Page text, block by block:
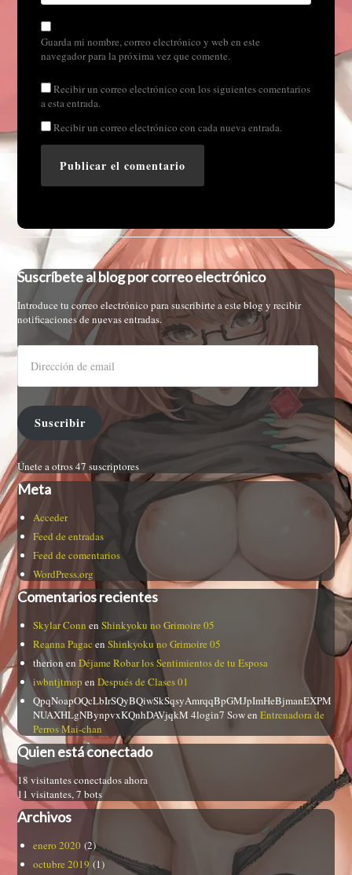
Guarda mi nombre, correo electrónico y web en este
navegador para la próxima vez que comente.
Recibir un correo electrónico con los siguientes comentarios
a esta entrada.
Recibir un correo electrónico con cada nueva entrada.
Suscríbete al blog por correo electrónico
Introduce tu correo electrónico para suscribirte a este blog y recibir
notificaciones de nuevas entradas.
Suscribir
Únete a otros 47 suscriptores
Meta
Acceder
Feed de entradas
Feed de comentarios
WordPress.org
Comentarios recientes
Skylar Conn enShinkyoku no Grimoire 05
Reanna Pagac enShinkyoku no Grimoire 05
therionenDéjame Robar los Sentimientos de tu Esposa
iwbntjtmop enDespués de Clases 01
QpqNoapOQcLbIrSQyBQiwSkSqsyAmrqqBpGMJpImHeBjmanEXPM
NUAXHLgNBynpvxKQnhDAVjqkM 4login7 SowenEntrenadora de
Perros Mai-chan
Quien está conectado
18 visitantes conectados ahora
11 visitantes,7 bots
Archivos
enero 2020 (2)
octubre 2019 (1)